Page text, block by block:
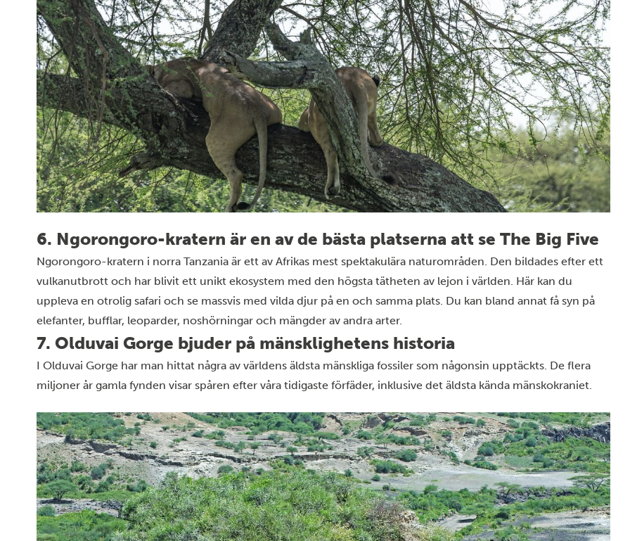
6. Ngorongoro-kratern är en av de bästa platserna att se The Big Five
Ngorongoro-kratern i norra Tanzania är ett av Afrikas mest spektakulära naturområden. Den bildades efter ett
vulkanutbrott och har blivit ett unikt ekosystem med den högsta tätheten av lejon i världen. Här kan du
uppleva en otrolig safari och se massvis med vilda djur på en och samma plats. Du kan bland annat få syn på
elefanter, bufflar, leoparder, noshörningar och mängder av andra arter.
7. Olduvai Gorge bjuder på mänsklighetens historia
I Olduvai Gorge har man hittat några av världens äldsta mänskliga fossiler som någonsin upptäckts. De flera
miljoner år gamla fynden visar spåren efter våra tidigaste förfäder, inklusive det äldsta kända mänskokraniet.